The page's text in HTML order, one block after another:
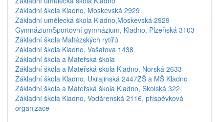
Základní škola Kladno, Moskevská 2929
Základní umělecká škola Kladno,Moskevská 2929
GymnáziumSportovní gymnázium, Kladno, Plzeňská 3103
Základní škola Maltézských rytířů
Základní škola Kladno, Vašatova 1438
Základní škola a Mateřská škola
Základní škola a Mateřská škola Kladno, Norská 2633
Základní škola Kladno, Ukrajinská 2447ZŠ a MŠ Kladno
Základní škola a Mateřská škola Kladno, Školská 322
Základní škola Kladno, Vodárenská 2116, příspěvková
organizace